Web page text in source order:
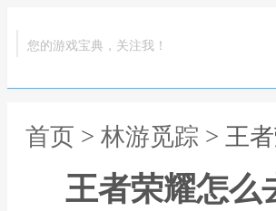
您的游戏宝典，关注我！
首页 > 林游觅踪 > 王
王者荣耀怎么